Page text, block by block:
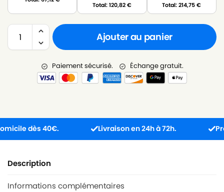
Total:120,82€ Total:214,75€
Ajouter au panier
Paiement sécurisé. Échange gratuit.
dès 40€. Livraison en 24h à 72h.
Description
Informations complémentaires